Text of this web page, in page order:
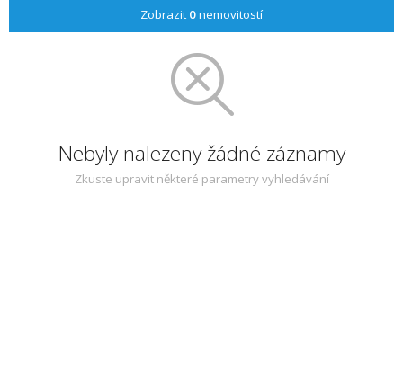
Zobrazit 0nemovitostí
Nebyly nalezeny žádné záznamy
Zkuste upravit některé parametry vyhledávání